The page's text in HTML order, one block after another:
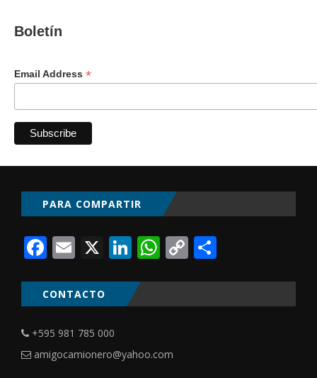
Boletín
Email Address *
PARA COMPARTIR
Facebook
Email
X LinkedIn
WhatsApp
Copy
CONTACTO
+595 981 785 000
amigocamionero@yahoo.com